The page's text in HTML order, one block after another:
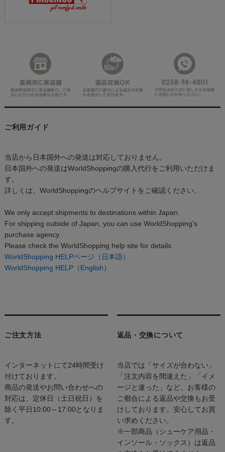
ご利用ガイド
当店から日本国外への発送は対応しておりません。
日本国外への発送はWorldShoppingの購入代行をご利用いただけま
す。
詳しくは、WorldShoppingのヘルプサイトをご確認ください。
We only accept shipments to destinations within Japan.
For shipping outside of Japan, you can use WorldShopping's
purchase agency.
Please check the WorldShopping help site for details.
WorldShopping HELPページ（日本語）
WorldShopping HELP（English）
ご注文方法
インターネットにて24時間受け
付けております。
商品の発送やお問い合わせへの
対応は、定休日（土日祝日）を
除く平日10:00～17:00となりま
す。
返品・交換について
当店では「サイズが合わない」
「注文内容を間違えた」「イメ
ージと違った」など、お客様の
ご都合による返品や交換もお受
けしております。安心してお買
い求めください。
※一部商品（シューケア用品・
インソール・ソックス）は返品